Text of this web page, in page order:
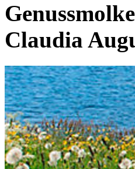
Claudia